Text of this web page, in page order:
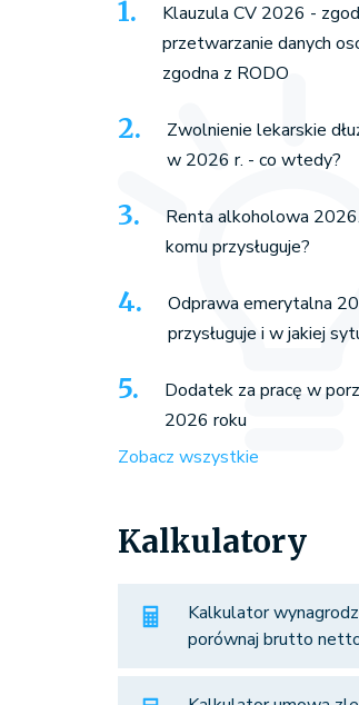
Klauzula CV 2026 -
przetwarzanie danych
zgodna z RODO
Zwolnienie lekarskie
w 2026 r. - co wtedy?
Renta alkoholowa
komu przysługuje?
Odprawa emerytalna
przysługuje i w jakiej
Dodatek za pracę w
2026 roku
Zobacz wszystkie
Kalkulatory
Kalkulator
porównaj brutto